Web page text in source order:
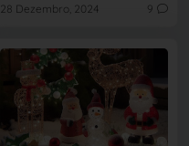
28 Dezembro, 2024 9